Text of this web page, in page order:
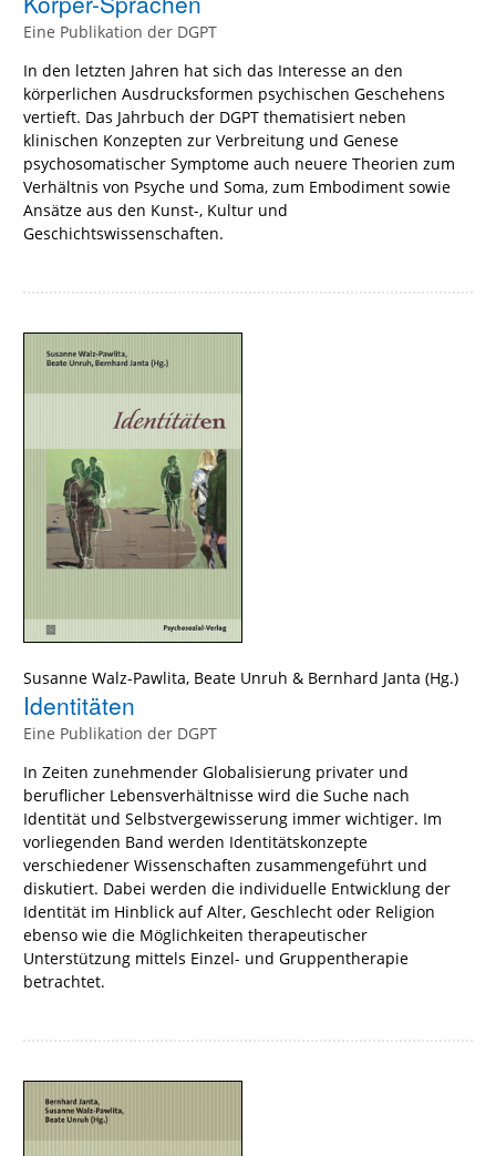
Eine Publikation der DGPT
In den letzten Jahren hat sich das Interesse an den
körperlichen Ausdrucksformen psychischen Geschehens
vertieft. Das Jahrbuch der DGPT thematisiert neben
klinischen Konzepten zur Verbreitung und Genese
psychosomatischer Symptome auch neuere Theorien zum
Verhältnis von Psyche und Soma, zum Embodiment sowie
Ansätze aus den Kunst-, Kultur und
Geschichtswissenschaften.
Susanne Walz-Pawlita, Beate Unruh & Bernhard Janta (Hg.)
Identitäten
Eine Publikation der DGPT
In Zeiten zunehmender Globalisierung privater und
beruflicher Lebensverhältnisse wird die Suche nach
Identität und Selbstvergewisserung immer wichtiger. Im
vorliegenden Band werden Identitätskonzepte
verschiedener Wissenschaften zusammengeführt und
diskutiert. Dabei werden die individuelle Entwicklung der
Identität im Hinblick auf Alter, Geschlecht oder Religion
ebenso wie die Möglichkeiten therapeutischer
Unterstützung mittels Einzel- und Gruppentherapie
betrachtet.